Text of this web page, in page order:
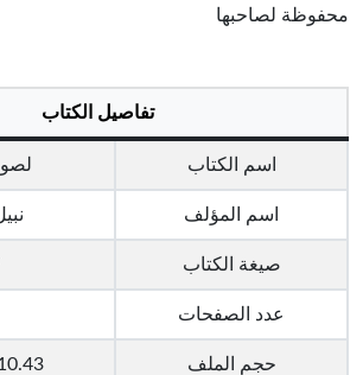
محفوظة لصاحبها
تفاصيل الكتاب
اسم الكتاب
اسم المؤلف
صيغة الكتاب
عدد الصفحات
حجم الملف 10.43 ميجا